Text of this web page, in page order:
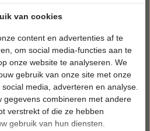
Meer info
van cookies
content en advertenties af te
om social media-functies aan te
onze website te analyseren. We
gebruik van onze site met onze
media, adverteren en analyse.
gegevens combineren met andere
verstrekt of die ze hebben
gebruik van hun diensten.